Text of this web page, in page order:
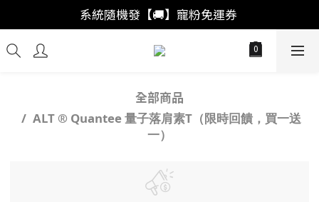
「註冊新會員」買福袋結帳直接"首購爆擊🥊"
系統隨機發【🚚】寵粉免運券
「會員回購」系統自動加成🚀出獎率
全部商品
ALT ® Quantee 量子落肩素T（限時回饋，買一送
一）